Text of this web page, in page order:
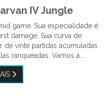
IV Jungle
game. Sua especialidade é
damage. Sua curva de
de vinte partidas acumuladas
ranqueadas. Vamos à…